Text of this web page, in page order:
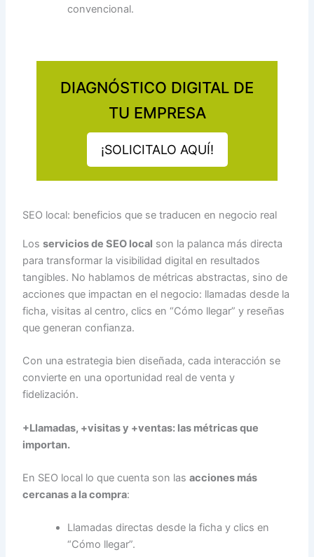
convencional.
DIAGNÓSTICO DIGITAL DE
TU EMPRESA
¡SOLICITALO AQUÍ!
SEO local: beneficios que se traducen en negocio real
Losservicios de SEO local son la palanca más directa
para transformar la visibilidad digital en resultados
tangibles. No hablamos de métricas abstractas, sino de
acciones que impactan en el negocio: llamadas desde la
ficha, visitas al centro, clics en “Cómo llegar” y reseñas
que generan confianza.
Con una estrategia bien diseñada, cada interacción se
convierte en una oportunidad real de venta y
fidelización.
+Llamadas, +visitas y +ventas: las métricas que
importan.
En SEO local lo que cuenta son lasacciones más
cercanas a la compra:
Llamadas directas desde la ficha y clics en
“Cómo llegar”.